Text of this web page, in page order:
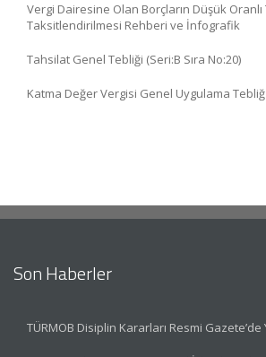
Vergi Dairesine Olan Borçların Düşük Oranlı
Taksitlendirilmesi Rehberi ve İnfografik
Tahsilat Genel Tebliği (Seri:B Sıra No:20)
Katma Değer Vergisi Genel Uygulama Tebliğ
Son Haberler
TÜRMOB Disiplin Kararları Resmi Gazete’de